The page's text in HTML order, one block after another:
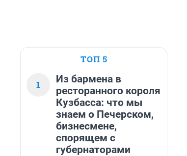
ТОП 5
1
Из бармена в
ресторанного короля
Кузбасса: что мы
знаем о Печерском,
бизнесмене,
спорящем с
губернаторами